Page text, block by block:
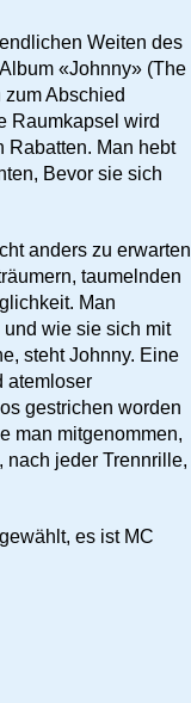
Weiten des
«Johnny» (The
Abschied
Raumkapsel wird
Rabatten. Man hebt
Bevor sie sich
anders zu erwarten
taumelnden
Man
wie sie sich mit
steht Johnny. Eine
atemloser
gestrichen worden
man mitgenommen,
nach jeder Trennrille,
es ist MC